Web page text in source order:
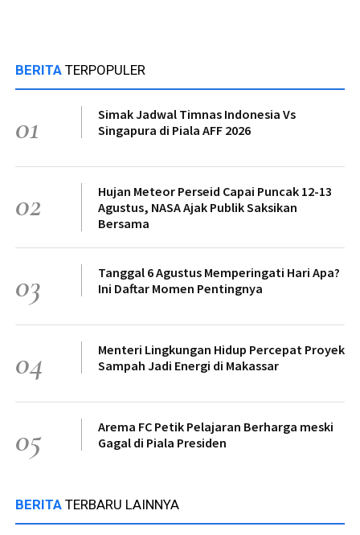
BERITA TERPOPULER
01
Simak Jadwal Timnas Indonesia Vs
Singapura di Piala AFF 2026
02
Hujan Meteor Perseid Capai Puncak 12-13
Agustus, NASA Ajak Publik Saksikan
Bersama
03
Tanggal 6 Agustus Memperingati Hari Apa?
Ini Daftar Momen Pentingnya
04
Menteri Lingkungan Hidup Percepat Proyek
Sampah Jadi Energi di Makassar
05
Arema FC Petik Pelajaran Berharga meski
Gagal di Piala Presiden
BERITA TERBARU LAINNYA